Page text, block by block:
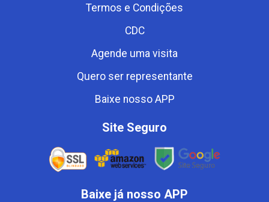
Termos e Condições
CDC
Agende uma visita
Quero ser representante
Baixe nosso APP
Site Seguro
Baixe já nosso APP